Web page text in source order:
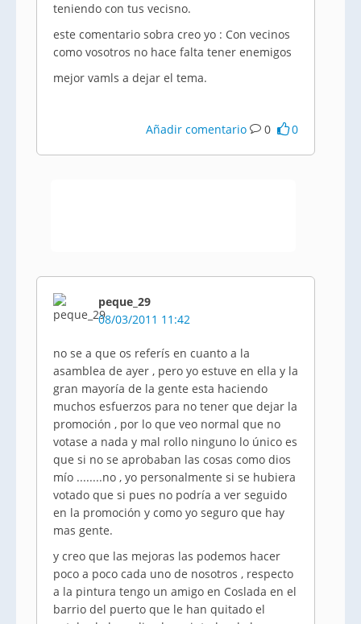
teniendo con tus vecisno.
este comentario sobra creo yo : Con vecinos
como vosotros no hace falta tener enemigos
mejor vamls a dejar el tema.
Añadir comentario 0 0
peque_29
08/03/2011 11:42
no se a que os referís en cuanto a la
asamblea de ayer , pero yo estuve en ella y la
gran mayoría de la gente esta haciendo
muchos esfuerzos para no tener que dejar la
promoción , por lo que veo normal que no
votase a nada y mal rollo ninguno lo único es
que si no se aprobaban las cosas como dios
mío ........no , yo personalmente si se hubiera
votado que si pues no podría a ver seguido
en la promoción y como yo seguro que hay
mas gente.
y creo que las mejoras las podemos hacer
poco a poco cada uno de nosotros , respecto
a la pintura tengo un amigo en Coslada en el
barrio del puerto que le han quitado el